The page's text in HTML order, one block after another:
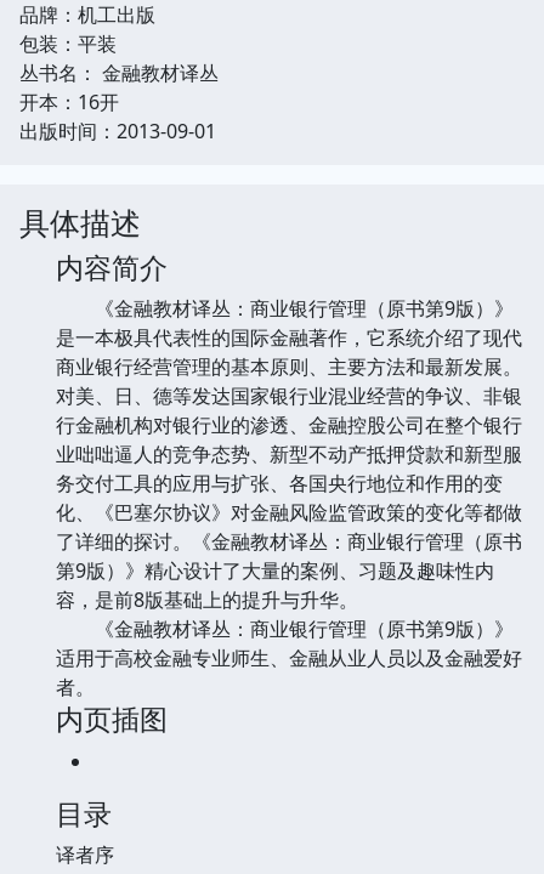
品牌：机工出版
包装：平装
丛书名： 金融教材译丛
开本：16开
出版时间：2013-09-01
具体描述
内容简介
《金融教材译丛：商业银行管理（原书第9版）》
是一本极具代表性的国际金融著作，它系统介绍了现代
商业银行经营管理的基本原则、主要方法和最新发展。
对美、日、德等发达国家银行业混业经营的争议、非银
行金融机构对银行业的渗透、金融控股公司在整个银行
业咄咄逼人的竞争态势、新型不动产抵押贷款和新型服
务交付工具的应用与扩张、各国央行地位和作用的变
化、《巴塞尔协议》对金融风险监管政策的变化等都做
了详细的探讨。《金融教材译丛：商业银行管理（原书
第9版）》精心设计了大量的案例、习题及趣味性内
容，是前8版基础上的提升与升华。
《金融教材译丛：商业银行管理（原书第9版）》
适用于高校金融专业师生、金融从业人员以及金融爱好
者。
内页插图
目录
译者序